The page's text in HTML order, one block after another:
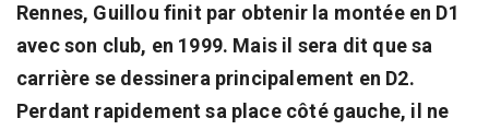
Rennes, Guillou finit par obtenir la montée en D1
avec son club, en 1999. Mais il sera dit que sa
carrière se dessinera principalement en D2.
Perdant rapidement sa place côté gauche, il ne